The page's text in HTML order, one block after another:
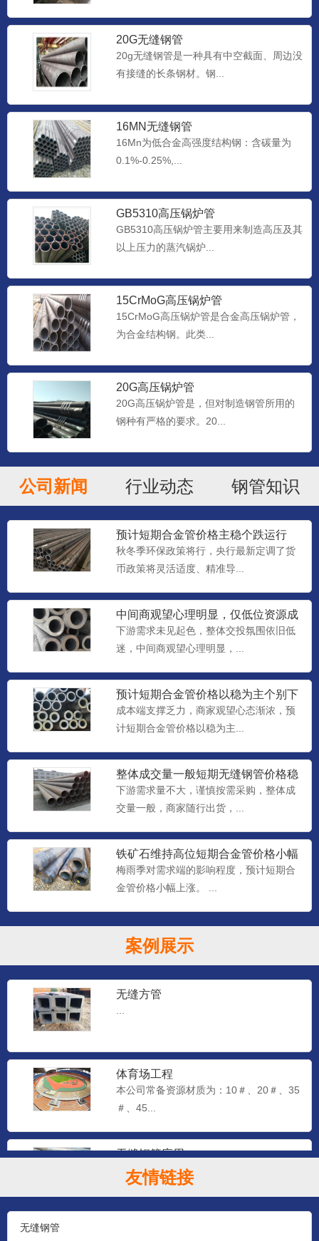
20G无缝钢管
20g无缝钢管是一种具有中空截面、周边没
有接缝的长条钢材。钢...
16MN无缝钢管
16Mn为低合金高强度结构钢：含碳量为
0.1%-0.25%,...
GB5310高压锅炉管
GB5310高压锅炉管主要用来制造高压及其
以上压力的蒸汽锅炉...
15CrMoG高压锅炉管
15CrMoG高压锅炉管是合金高压锅炉管，
为合金结构钢。此类...
20G高压锅炉管
20G高压锅炉管是，但对制造钢管所用的
钢种有严格的要求。20...
公司新闻 行业动态 钢管知识
预计短期合金管价格主稳个跌运行
秋冬季环保政策将行，央行最新定调了货
币政策将灵活适度、精准导...
中间商观望心理明显，仅低位资源成
交尚可，预计短期合金管价格
下游需求未见起色，整体交投氛围依旧低
迷，中间商观望心理明显，...
预计短期合金管价格以稳为主个别下
调
成本端支撑乏力，商家观望心态渐浓，预
计短期合金管价格以稳为主...
整体成交量一般短期无缝钢管价格稳
中个调整理
下游需求量不大，谨慎按需采购，整体成
交量一般，商家随行出货，...
铁矿石维持高位短期合金管价格小幅
上涨
梅雨季对需求端的影响程度，预计短期合
金管价格小幅上涨。 ...
案例展示
无缝方管
...
体育场工程
本公司常备资源材质为：10＃、20＃、35
＃、45...
无缝钢管应用
本公司常备资源材质为：10＃、20＃、35
＃、45...
友情链接
无缝钢管